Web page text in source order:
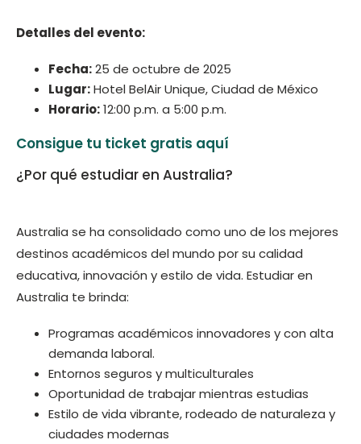
Detalles del evento:
Fecha:25 de octubre de 2025
Lugar:Hotel BelAir Unique, Ciudad de México
Horario:12:00 p.m. a 5:00 p.m.
Consigue tu ticket gratis aquí
¿Por qué estudiar en Australia?
Australia se ha consolidado como uno de los mejores
destinos académicos del mundo por su calidad
educativa, innovación y estilo de vida. Estudiar en
Australia te brinda:
Programas académicos innovadores y con alta
demanda laboral.
Entornos seguros y multiculturales
Oportunidad de trabajar mientras estudias
Estilo de vida vibrante, rodeado de naturaleza y
ciudades modernas